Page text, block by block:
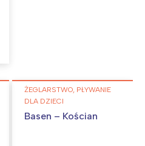
ŻEGLARSTWO, PŁYWANIE
DLA DZIECI
Basen – Kościan